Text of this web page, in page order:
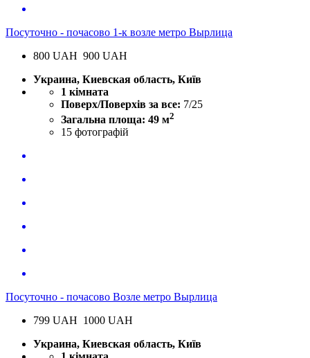
Посуточно - почасово 1-к возле метро Вырлица
800 UAH 900 UAH
Украина, Киевская область, Київ
1 кімната
Поверх/Поверхів за все: 7/25
Загальна площа: 49 м2
15 фотографій
Посуточно - почасово Возле метро Вырлица
799 UAH 1000 UAH
Украина, Киевская область, Київ